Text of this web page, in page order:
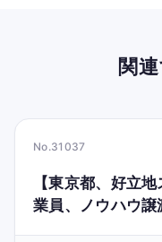
関
No.31037
【東京都、好立
業員、ノウハウ